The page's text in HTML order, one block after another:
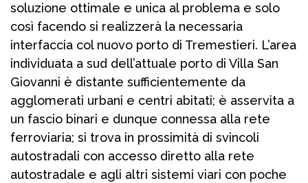
soluzione ottimale e unica al problema e solo
così facendo si realizzerà la necessaria
interfaccia col nuovo porto di Tremestieri. L’area
individuata a sud dell’attuale porto di Villa San
Giovanni è distante sufficientemente da
agglomerati urbani e centri abitati; è asservita a
un fascio binari e dunque connessa alla rete
ferroviaria; si trova in prossimità di svincoli
autostradali con accesso diretto alla rete
autostradale e agli altri sistemi viari con poche